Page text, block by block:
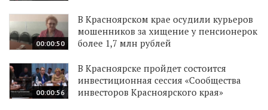
00:00:50
В Красноярском крае осудили курьеров
мошенников за хищение у пенсионерок
более 1,7 млн рублей
00:00:56
В Красноярске пройдет состоится
инвестиционная сессия «Сообщества
инвесторов Красноярского края»